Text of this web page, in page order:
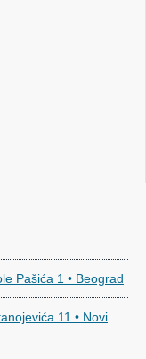
Pašića 1 • Beograd
11 • Novi